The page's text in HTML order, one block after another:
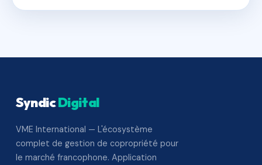
SyndicDigital
VME International — L'écosystème
complet de gestion de copropriété pour
le marché francophone. Application